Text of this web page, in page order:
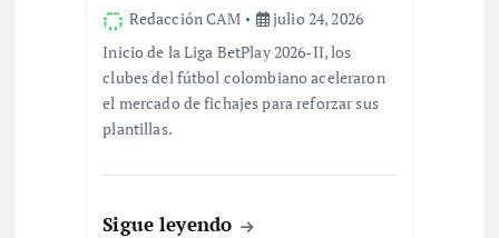
Redacción CAM
julio 24, 2026
Inicio de la Liga BetPlay 2026-II, los
clubes del fútbol colombiano aceleraron
el mercado de fichajes para reforzar sus
plantillas.
Sigue leyendo